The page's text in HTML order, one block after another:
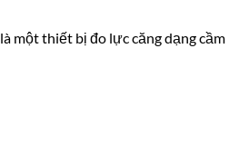
là một thiết bị đo lực căng dạng cầm